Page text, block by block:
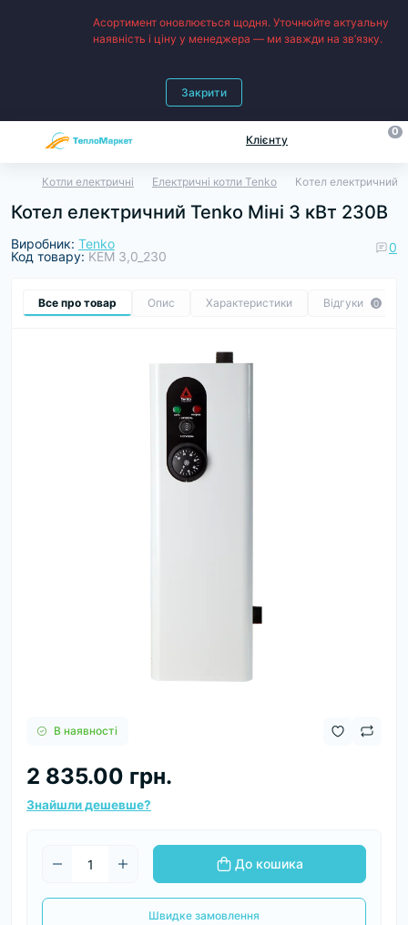
Асортимент оновлюється щодня. Уточнюйте актуальну
наявність і ціну у менеджера — ми завжди на зв’язку.
Закрити
Клієнту
0
Котли електричні Електричні котли Tenko Котел електричний
Котел електричний Tenko Міні 3 кВт 230В
Виробник: Tenko
Код товару: KEМ 3,0_230
0
Все про товар Опис Характеристики Відгуки 0
В наявності
2 835.00 грн.
Знайшли дешевше?
До кошика
Швидке замовлення